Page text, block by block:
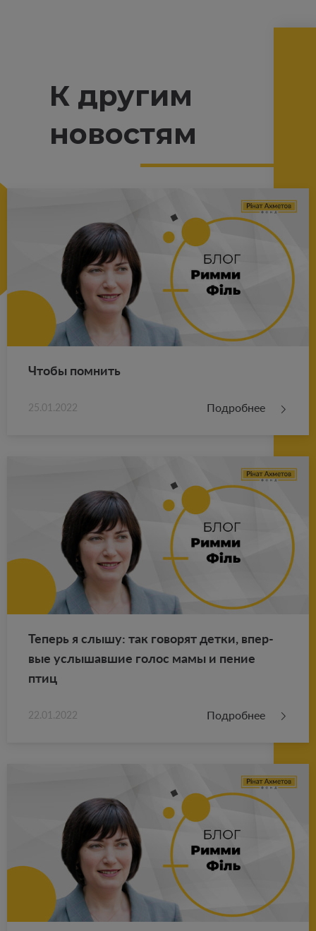
К другим
новостям
Чтобы пом­нить
25.01.2022 Подробнее
Те­перь я слышу: так го­во­рят детки, впер­
вые услы­шав­шие голос мамы и пение
птиц
22.01.2022 Подробнее